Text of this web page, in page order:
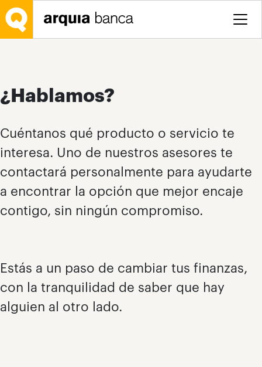
Saltar al contenido principal
¿Hablamos?
Cuéntanos qué producto o servicio te
interesa. Uno de nuestros asesores te
contactará personalmente para ayudarte
a encontrar la opción que mejor encaje
contigo, sin ningún compromiso.
Estás a un paso de cambiar tus finanzas,
con la tranquilidad de saber que hay
alguien al otro lado.